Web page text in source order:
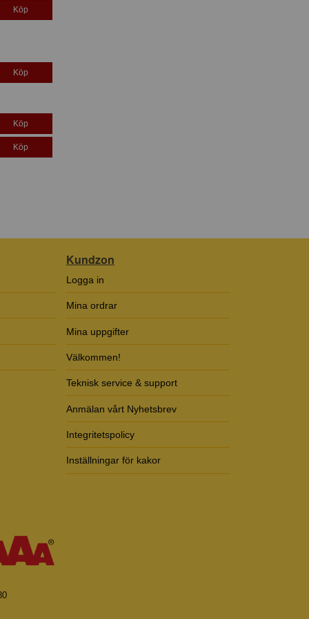
Köp
Köp
Köp
Köp
Kundzon
Logga in
Mina ordrar
Mina uppgifter
Välkommen!
Teknisk service & support
Anmälan vårt Nyhetsbrev
Integritetspolicy
Inställningar för kakor